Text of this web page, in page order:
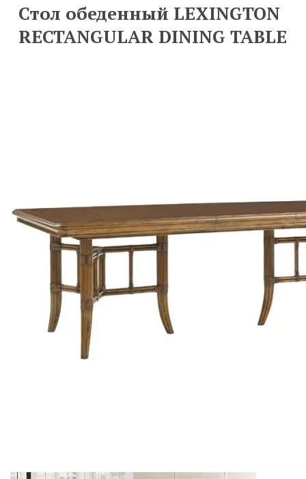
Стол обеденный LEXINGTON
RECTANGULAR DINING TABLE